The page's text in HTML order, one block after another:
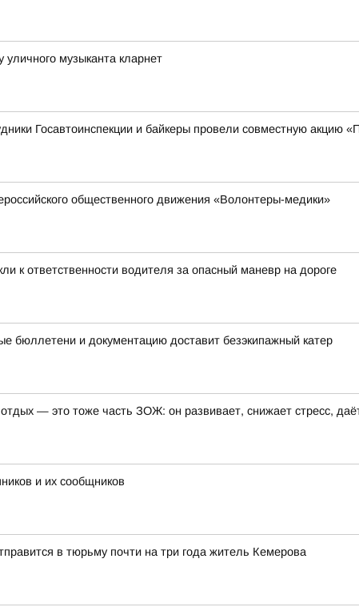
музыканта кларнет
Госавтоинспекции и байкеры провели совместную акцию
общественного движения «Волонтеры-медики»
к ответственности водителя за опасный маневр на дороге
бюллетени и документацию доставит безэкипажный катер
— это тоже часть ЗОЖ: он развивает, снижает стресс,
и их сообщников
в тюрьму почти на три года житель Кемерова